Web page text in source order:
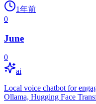
1年前
0
June
0
ai
Local voice chatbot for
Ollama, Hugging Face